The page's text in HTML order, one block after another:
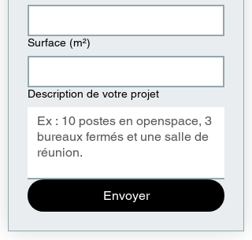
Surface (m²)
Description de votre projet
Envoyer